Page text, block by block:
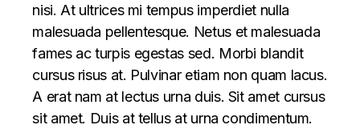
nisi. At ultrices mi tempus imperdiet nulla
malesuada pellentesque. Netus et malesuada
fames ac turpis egestas sed. Morbi blandit
cursus risus at. Pulvinar etiam non quam lacus.
A erat nam at lectus urna duis. Sit amet cursus
sit amet. Duis at tellus at urna condimentum.